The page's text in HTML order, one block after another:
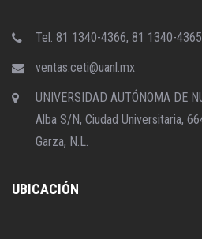
Tel. 81 1340-4366, 81 1340-
ventas.ceti@uanl.mx
UNIVERSIDAD AUTÓNOMA DE
Alba S/N, Ciudad Universitaria,
Garza, N.L.
UBICACIÓN